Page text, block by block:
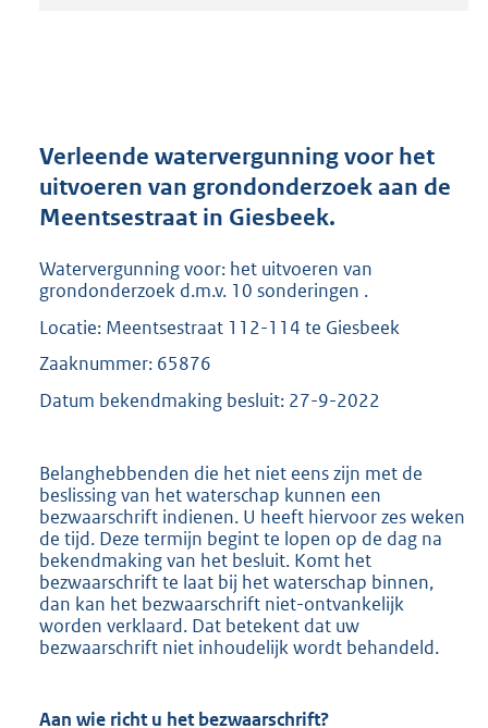
r
o
t
e
:
0
b
Verleende watervergunning voor het
uitvoeren van grondonderzoek aan de
Meentsestraat in Giesbeek.
Watervergunning voor: het uitvoeren van
grondonderzoek d.m.v. 10 sonderingen .
Locatie: Meentsestraat 112-114 te Giesbeek
Zaaknummer: 65876
Datum bekendmaking besluit: 27-9-2022
Belanghebbenden die het niet eens zijn met de
beslissing van het waterschap kunnen een
bezwaarschrift indienen. U heeft hiervoor zes weken
de tijd. Deze termijn begint te lopen op de dag na
bekendmaking van het besluit. Komt het
bezwaarschrift te laat bij het waterschap binnen,
dan kan het bezwaarschrift niet-ontvankelijk
worden verklaard. Dat betekent dat uw
bezwaarschrift niet inhoudelijk wordt behandeld.
Aan wie richt u het bezwaarschrift?